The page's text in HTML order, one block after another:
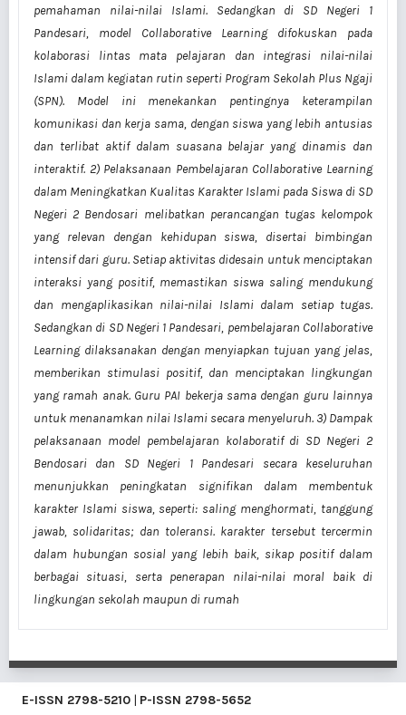
pemahaman nilai-nilai Islami. Sedangkan di SD Negeri 1
Pandesari, model Collaborative Learning difokuskan pada
kolaborasi lintas mata pelajaran dan integrasi nilai-nilai
Islami dalam kegiatan rutin seperti Program Sekolah Plus Ngaji
(SPN). Model ini menekankan pentingnya keterampilan
komunikasi dan kerja sama, dengan siswa yang lebih antusias
dan terlibat aktif dalam suasana belajar yang dinamis dan
interaktif. 2) Pelaksanaan Pembelajaran Collaborative Learning
dalam Meningkatkan Kualitas Karakter Islami pada Siswa di SD
Negeri 2 Bendosari melibatkan perancangan tugas kelompok
yang relevan dengan kehidupan siswa, disertai bimbingan
intensif dari guru. Setiap aktivitas didesain untuk menciptakan
interaksi yang positif, memastikan siswa saling mendukung
dan mengaplikasikan nilai-nilai Islami dalam setiap tugas.
Sedangkan di SD Negeri 1 Pandesari, pembelajaran Collaborative
Learning dilaksanakan dengan menyiapkan tujuan yang jelas,
memberikan stimulasi positif, dan menciptakan lingkungan
yang ramah anak. Guru PAI bekerja sama dengan guru lainnya
untuk menanamkan nilai Islami secara menyeluruh. 3) Dampak
pelaksanaan model pembelajaran kolaboratif di SD Negeri 2
Bendosari dan SD Negeri 1 Pandesari secara keseluruhan
menunjukkan peningkatan signifikan dalam membentuk
karakter Islami siswa, seperti: saling menghormati, tanggung
jawab, solidaritas; dan toleransi. karakter tersebut tercermin
dalam hubungan sosial yang lebih baik, sikap positif dalam
berbagai situasi, serta penerapan nilai-nilai moral baik di
lingkungan sekolah maupun di rumah
E-ISSN 2798-5210 | P-ISSN 2798-5652